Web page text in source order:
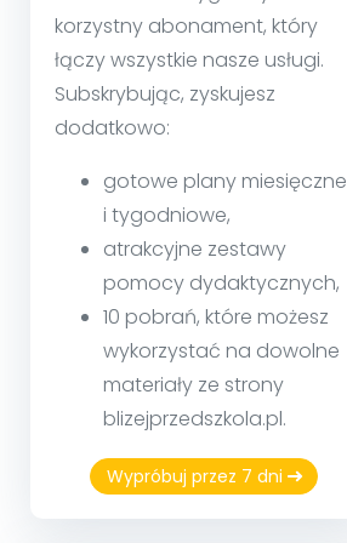
korzystny abonament, który
łączy wszystkie nasze usługi.
Subskrybując, zyskujesz
dodatkowo:
gotowe plany miesięczne
i tygodniowe,
atrakcyjne zestawy
pomocy dydaktycznych,
10 pobrań, które możesz
wykorzystać na dowolne
materiały ze strony
blizejprzedszkola.pl.
Wypróbuj przez 7 dni